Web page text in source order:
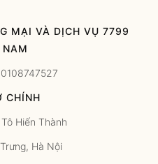
MẠI VÀ DỊCH VỤ 7799
CHÍNH
Hiến Thành
Hà Nội